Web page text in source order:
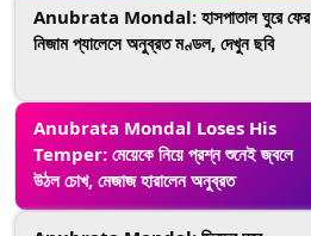
Anubrata Mondal: হাসপাতাল ঘুরে ফের
নিজাম প্যালেসে অনুব্রত মণ্ডল, দেখুন ছবি
Anubrata Mondal Loses His
Temper: মেয়েকে নিয়ে প্রশ্ন শুনেই জ্বলে
উঠল চোখ, মেজাজ হারালেন অনুব্রত